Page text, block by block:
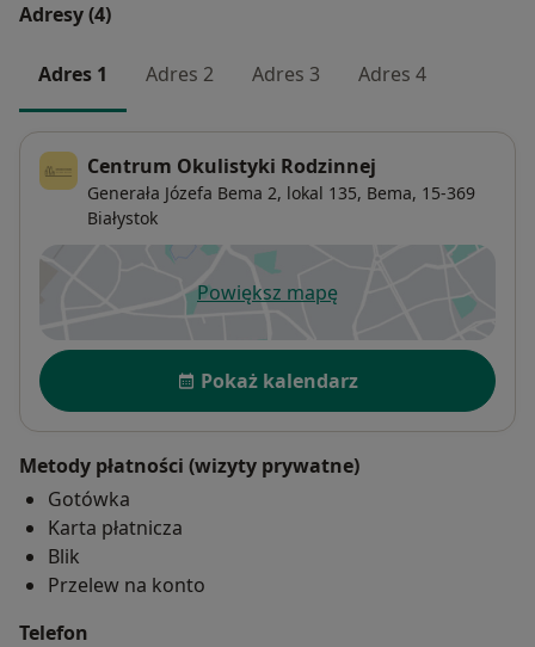
Adresy (4)
Adres 1 Adres 2 Adres 3 Adres 4
Centrum Okulistyki Rodzinnej
Generała Józefa Bema 2, lokal 135, Bema, 15-369
Białystok
Powiększ mapęotwiera się w nowej karcie
Dostępność
Pokaż kalendarz
Metody płatności (wizyty prywatne)
Gotówka
Karta płatnicza
Blik
Przelew na konto
Telefon